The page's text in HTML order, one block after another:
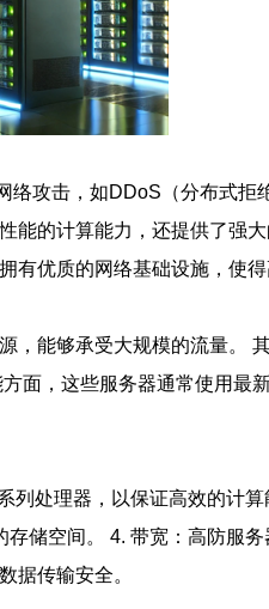
攻击，如DDoS（分布式拒
能的计算能力，还提供了强
优质的网络基础设施，使得
，能够承受大规模的流量。
面，这些服务器通常使用最
处理器，以保证高效的计
储空间。 4. 带宽：高防服务
据传输安全。